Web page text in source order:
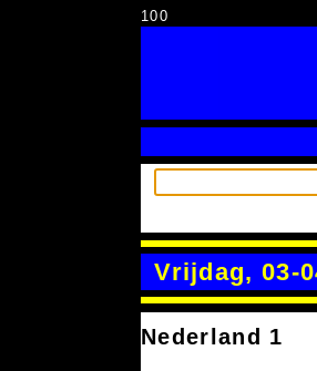
100
Vrijdag, 03-
Nederland 1